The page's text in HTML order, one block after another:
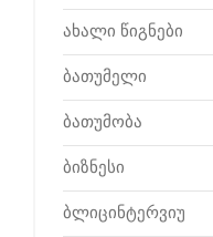
ახალი წიგნები
ბათუმელი
ბათუმობა
ბიზნესი
ბლიცინტერვიუ